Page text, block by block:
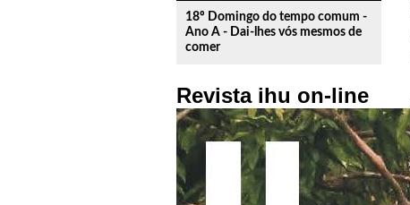
18º Domingo do tempo comum -
Ano A - Dai-lhes vós mesmos de
comer
Revista ihu on-line